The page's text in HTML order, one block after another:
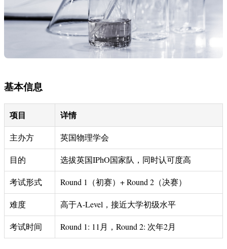
基本信息
项目 详情
主办方 英国物理学会
目的 选拔英国IPhO国家队，同时认可度高
考试形式 Round 1（初赛）+ Round 2（决赛）
难度 高于A-Level，接近大学初级水平
考试时间 Round 1: 11月，Round 2: 次年2月